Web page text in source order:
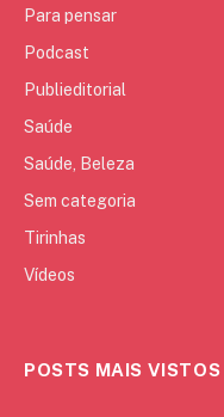
Para pensar
Podcast
Publieditorial
Saúde
Saúde, Beleza
Sem categoria
Tirinhas
Vídeos
POSTS MAIS VISTOS